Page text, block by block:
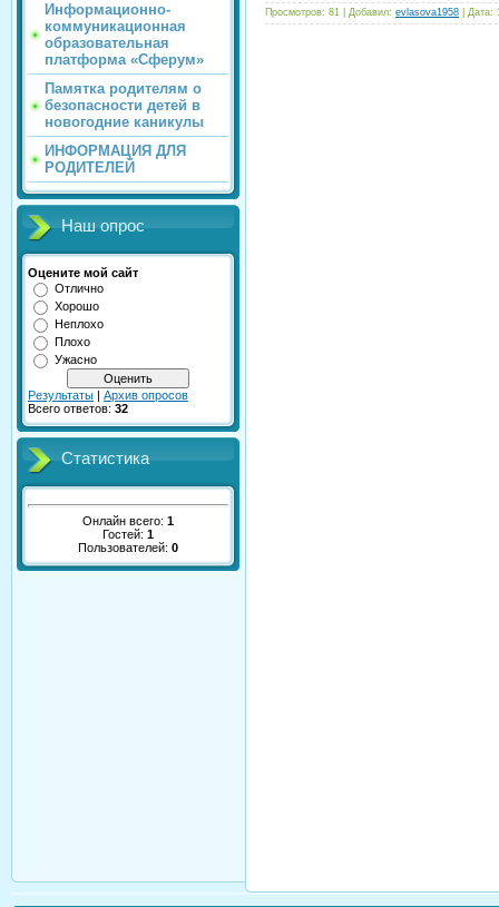
Информационно-
коммуникационная
образовательная
платформа «Сферум»
Памятка родителям о
безопасности детей в
новогодние каникулы
ИНФОРМАЦИЯ ДЛЯ
РОДИТЕЛЕЙ
Наш опрос
Оцените мой сайт
Отлично
Хорошо
Неплохо
Плохо
Ужасно
Результаты | Архив опросов
Всего ответов: 32
Статистика
Онлайн всего: 1
Гостей: 1
Пользователей: 0
Просмотров: 81 Добавил: evlasova1958 Дата: